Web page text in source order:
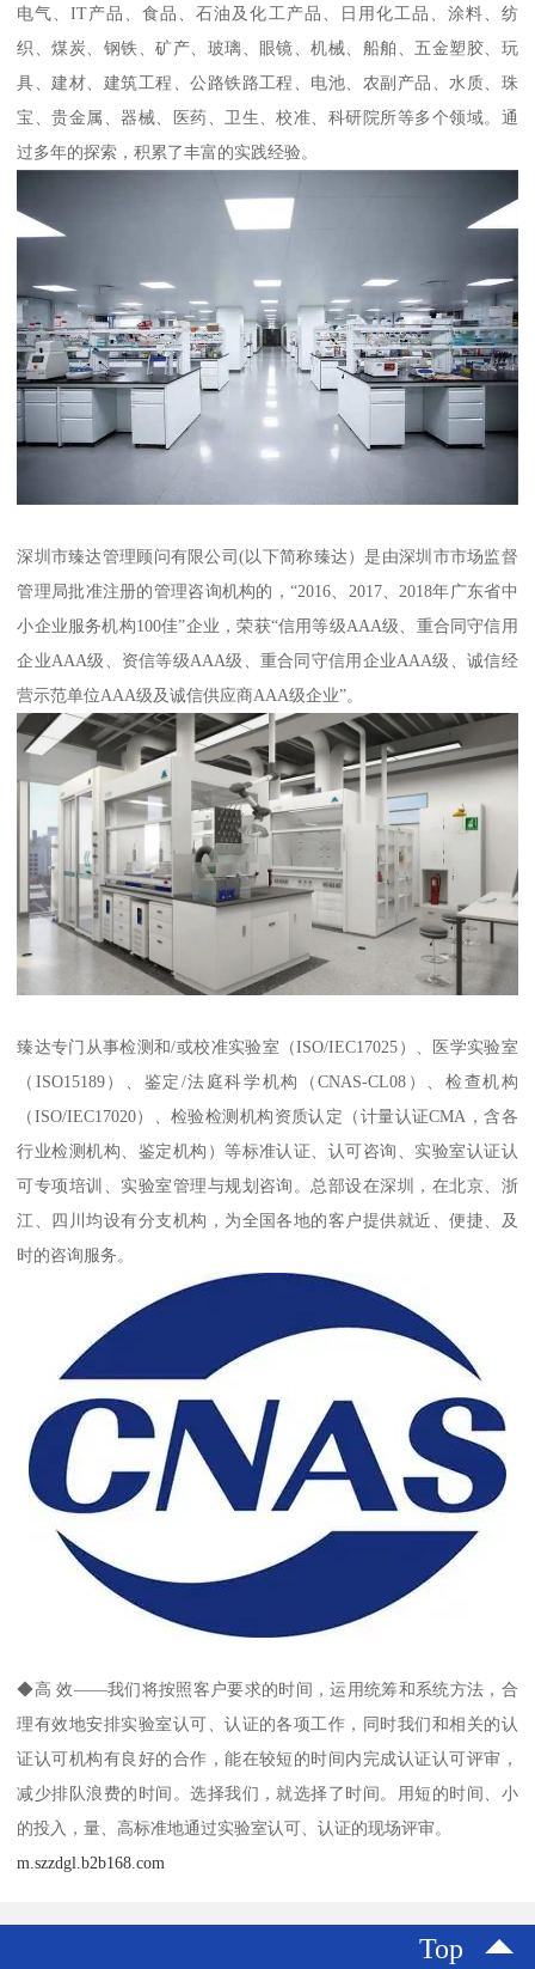
电气、IT产品、食品、石油及化工产品、日用化工品、涂料、纺
织、煤炭、钢铁、矿产、玻璃、眼镜、机械、船舶、五金塑胶、玩
具、建材、建筑工程、公路铁路工程、电池、农副产品、水质、珠
宝、贵金属、器械、医药、卫生、校准、科研院所等多个领域。通
过多年的探索，积累了丰富的实践经验。
深圳市臻达管理顾问有限公司(以下简称臻达）是由深圳市市场监督
管理局批准注册的管理咨询机构的，“2016、2017、2018年广东省中
小企业服务机构100佳”企业，荣获“信用等级AAA级、重合同守信用
企业AAA级、资信等级AAA级、重合同守信用企业AAA级、诚信经
营示范单位AAA级及诚信供应商AAA级企业”。
臻达专门从事检测和/或校准实验室（ISO/IEC17025）、医学实验室
（ISO15189）、鉴定/法庭科学机构（CNAS-CL08）、检查机构
（ISO/IEC17020）、检验检测机构资质认定（计量认证CMA，含各
行业检测机构、鉴定机构）等标准认证、认可咨询、实验室认证认
可专项培训、实验室管理与规划咨询。总部设在深圳，在北京、浙
江、四川均设有分支机构，为全国各地的客户提供就近、便捷、及
时的咨询服务。
◆高 效——我们将按照客户要求的时间，运用统筹和系统方法，合
理有效地安排实验室认可、认证的各项工作，同时我们和相关的认
证认可机构有良好的合作，能在较短的时间内完成认证认可评审，
减少排队浪费的时间。选择我们，就选择了时间。用短的时间、小
的投入，量、高标准地通过实验室认可、认证的现场评审。
m.szzdgl.b2b168.com
Top